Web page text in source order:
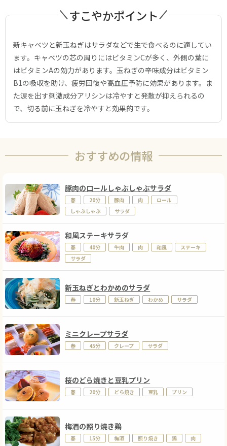
すこやかポイント
新キャベツと新玉ねぎはサラダなどで生で食べるのに適してい
ます。キャベツの芯の周りにはビタミンCが多く、外側の葉に
はビタミンAの効力があります。玉ねぎの辛味成分はビタミン
B1の吸収を助け、疲労回復や高血圧予防に効果があります。ま
た涙を出す刺激成分アリシンは冷やすと発散が抑えられるの
で、切る前に玉ねぎを冷やすと効果的です。
おすすめの情報
豚肉のロールしゃぶしゃぶサラダ
春 20分 豚肉 肉
ロール
しゃぶしゃぶ
サラダ
和風ステーキサラダ
春 40分 牛肉 肉 和風
ステーキ
サラダ
新玉ねぎとわかめのサラダ
春 10分 新玉ねぎ わかめ サラダ
ミニクレープサラダ
春 45分 クレープ サラダ
桜のどら焼きと豆乳プリン
春 20分 どら焼き 豆乳 プリン
梅酒の照り焼き鶏
春 15分 梅酒 照り焼き 鶏 肉